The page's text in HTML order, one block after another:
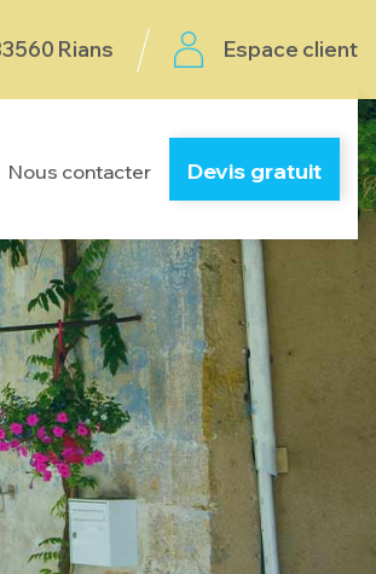
Rians Espace client
Nous contacter Devis gratuit